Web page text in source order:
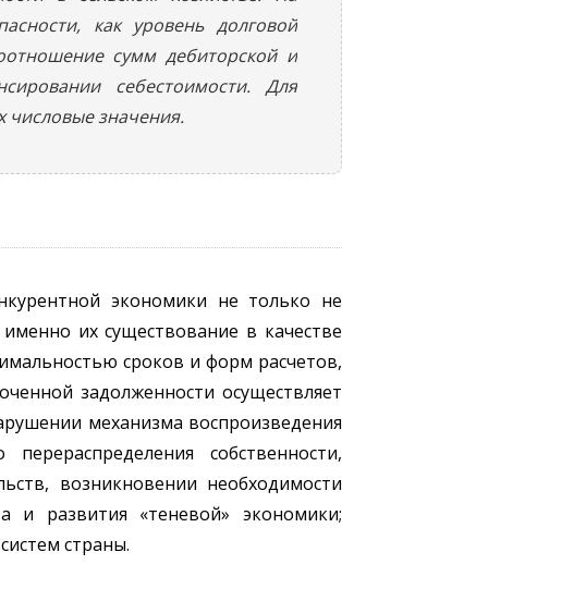
как уровень долговой
сумм дебиторской и
себестоимости. Для
числовые значения.
экономики не только не
их существование в качестве
сроков и форм расчетов,
задолженности осуществляет
механизма воспроизведения
собственности,
возникновении необходимости
и развития «теневой» экономики;
страны.